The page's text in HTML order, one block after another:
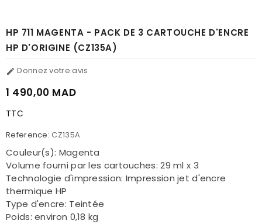
HP 711 MAGENTA - PACK DE 3 CARTOUCHE D'ENCRE
HP D'ORIGINE (CZ135A)
 Donnez votre avis
1 490,00 MAD
TTC
Reference: CZ135A
Couleur(s): Magenta
Volume fourni par les cartouches: 29 ml x 3
Technologie d'impression: Impression jet d'encre
thermique HP
Type d'encre: Teintée
Poids: environ 0,18 kg